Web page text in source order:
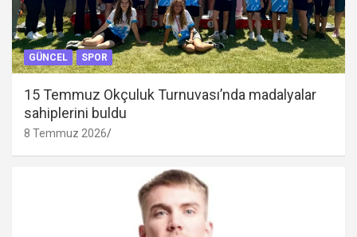
GÜNCEL SPOR
15 Temmuz Okçuluk Turnuvası’nda madalyalar
sahiplerini buldu
8 Temmuz 2026